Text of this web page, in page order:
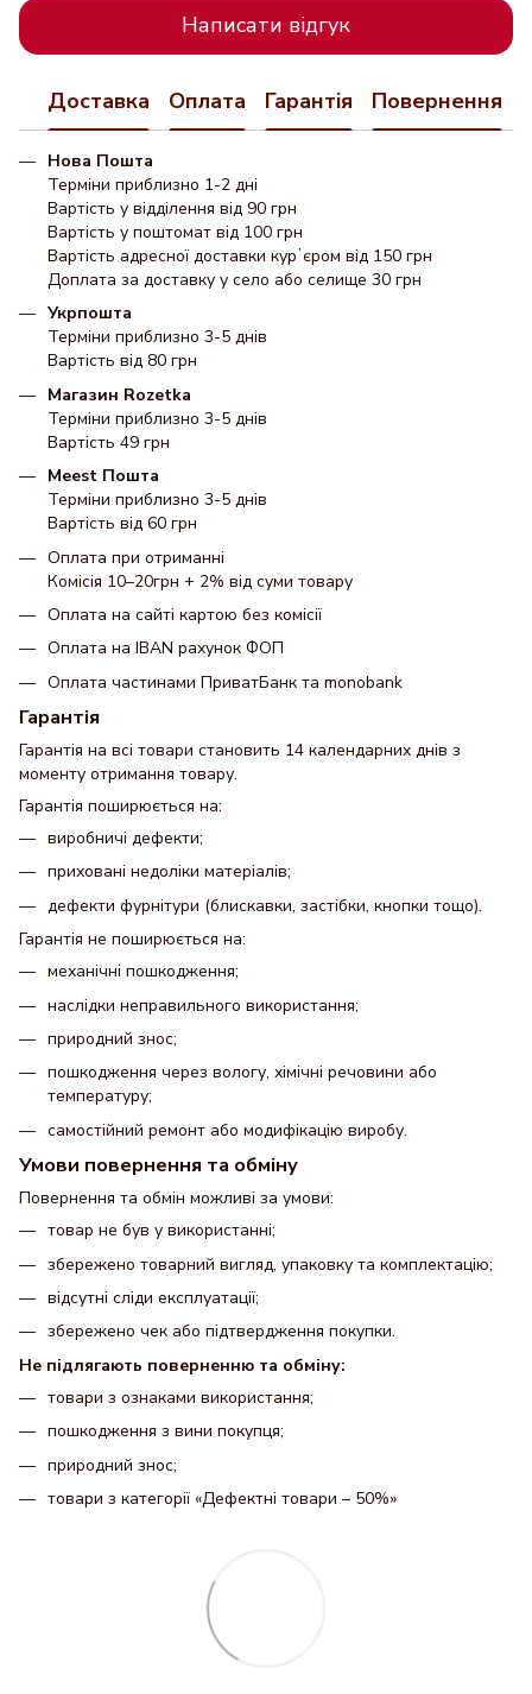
Написати відгук
Доставка Оплата Гарантія Повернення
Нова Пошта
Терміни приблизно 1-2 дні
Вартість у відділення від 90 грн
Вартість у поштомат від 100 грн
Вартість адресної доставки курʼєром від 150 грн
Доплата за доставку у село або селище 30 грн
Укрпошта
Терміни приблизно 3-5 днів
Вартість від 80 грн
Магазин Rozetka
Терміни приблизно 3-5 днів
Вартість 49 грн
Meest Пошта
Терміни приблизно 3-5 днів
Вартість від 60 грн
Оплата при отриманні
Комісія 10–20грн + 2% від суми товару
Оплата на сайті картою без комісії
Оплата на IBAN рахунок ФОП
Оплата частинами ПриватБанк та monobank
Гарантія
Гарантія на всі товари становить 14 календарних днів з
моменту отримання товару.
Гарантія поширюється на:
виробничі дефекти;
приховані недоліки матеріалів;
дефекти фурнітури (блискавки, застібки, кнопки тощо).
Гарантія не поширюється на:
механічні пошкодження;
наслідки неправильного використання;
природний знос;
пошкодження через вологу, хімічні речовини або
температуру;
самостійний ремонт або модифікацію виробу.
Умови повернення та обміну
Повернення та обмін можливі за умови:
товар не був у використанні;
збережено товарний вигляд, упаковку та комплектацію;
відсутні сліди експлуатації;
збережено чек або підтвердження покупки.
Не підлягають поверненню та обміну:
товари з ознаками використання;
пошкодження з вини покупця;
природний знос;
товари з категорії «Дефектні товари – 50%»